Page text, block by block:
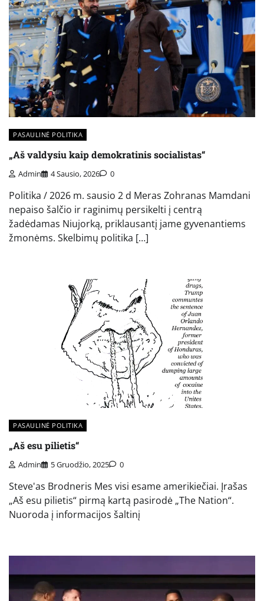
PASAULINĖ POLITIKA
„Aš valdysiu kaip demokratinis socialistas“
Admin 4 Sausio, 2026 0
Politika / 2026 m. sausio 2 d Meras Zohranas Mamdani
nepaiso šalčio ir raginimų persikelti į centrą
žadėdamas Niujorką, priklausantį jame gyvenantiems
žmonėms. Skelbimų politika […]
PASAULINĖ POLITIKA
„Aš esu pilietis“
Admin 5 Gruodžio, 2025 0
Steve'as Brodneris Mes visi esame amerikiečiai. Įrašas
„Aš esu pilietis“ pirmą kartą pasirodė „The Nation“.
Nuoroda į informacijos šaltinį